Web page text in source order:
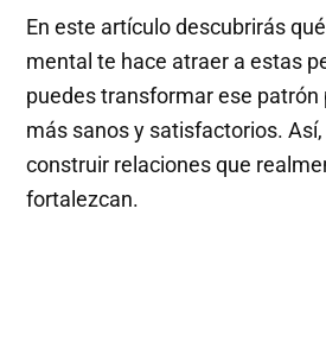
En este artículo descubrirás
mental te hace atraer a estas
puedes transformar ese patrón
más sanos y satisfactorios.
construir relaciones que
fortalezcan.